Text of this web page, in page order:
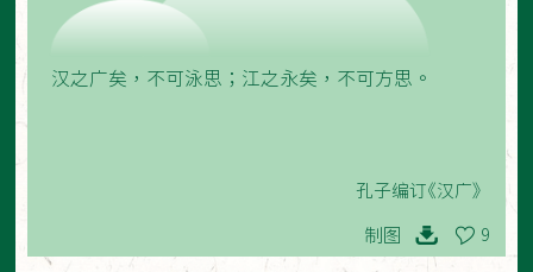
汉之广矣，不可泳思；江之永矣，不可方思。
孔子编订《汉广》
制图 9